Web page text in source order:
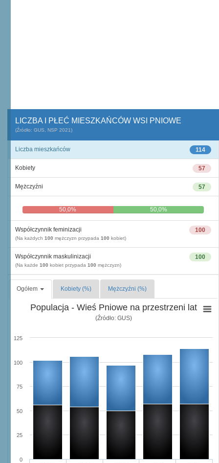
LICZBA I PŁEĆ MIESZKAŃCÓW WSI PNIOWE
(Źródło: GUS, NSP 2021)
114
Liczba mieszkańców
57
Kobiety
57
Mężczyźni
50,0% 50,0%
100
Współczynnik feminizacji
(Na każdych 100 mężczyzn przypada 100 kobiet)
100
Współczynnik maskulinizacji
(Na każde 100 kobiet przypada 100 mężczyzn)
Ogółem Kobiety (%) Mężczyźni (%)
Populacja - Wieś Pniowe na przestrzeni lat
(Źródło: GUS)
0
25
50
75
100
125